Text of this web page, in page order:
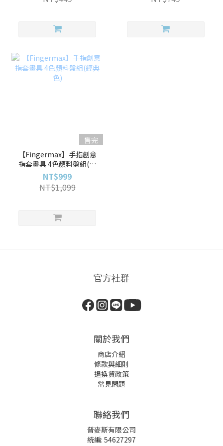
售完
【Fingermax】手指創意
指套畫具 4色顏料盤組(經
典色)
NT$999
NT$1,099
官方社群
關於我們
商店介紹
條款與細則
退換貨政策
常見問題
聯絡我們
普麥斯有限公司
統編: 54627297